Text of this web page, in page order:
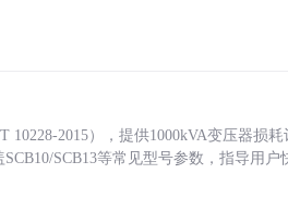
2015），提供1000kVA变压器损
SCB13等常见型号参数，指导用户